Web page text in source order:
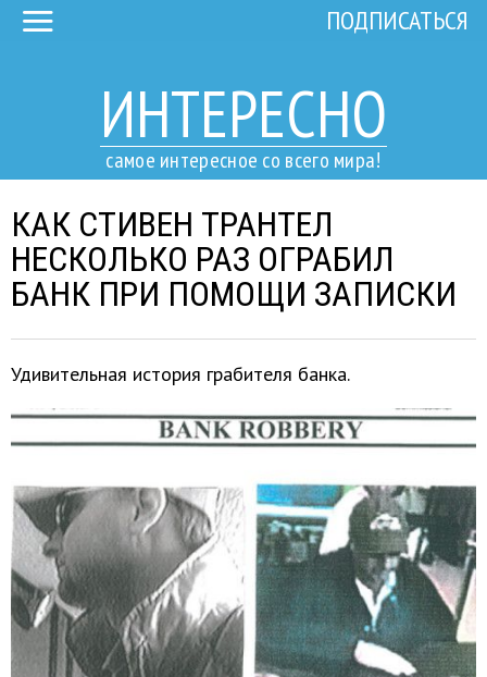
ИНТЕРЕСНО
самое интересное со всего мира!
ПОДПИСАТЬСЯ
КАК СТИВЕН ТРАНТЕЛ
НЕСКОЛЬКО РАЗ ОГРАБИЛ
БАНК ПРИ ПОМОЩИ ЗАПИСКИ
Удивительная история грабителя банка.